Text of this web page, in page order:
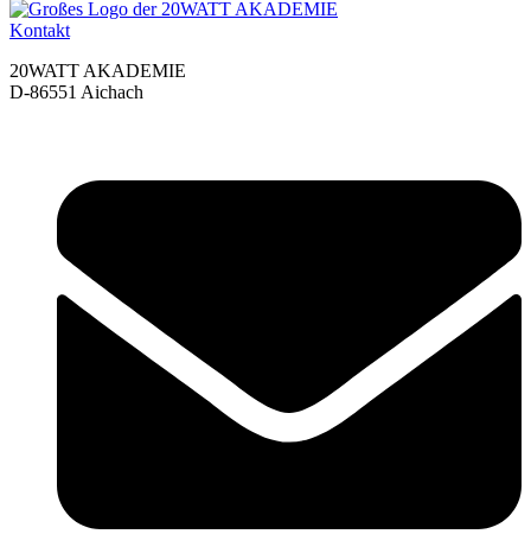
Kontakt
20WATT AKADEMIE
D-86551 Aichach